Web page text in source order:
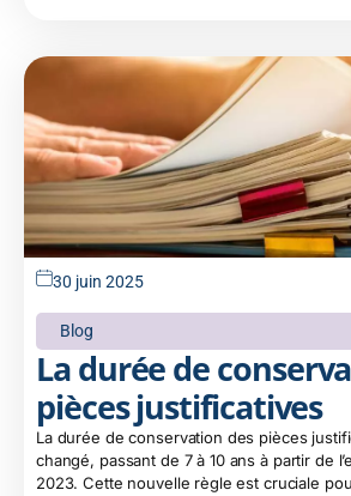
30 juin 2025
Blog
La durée de
pièces justificatives
La durée de conservation des pièces
changé, passant de 7 à 10 ans à partir de
2023. Cette nouvelle règle est cruciale